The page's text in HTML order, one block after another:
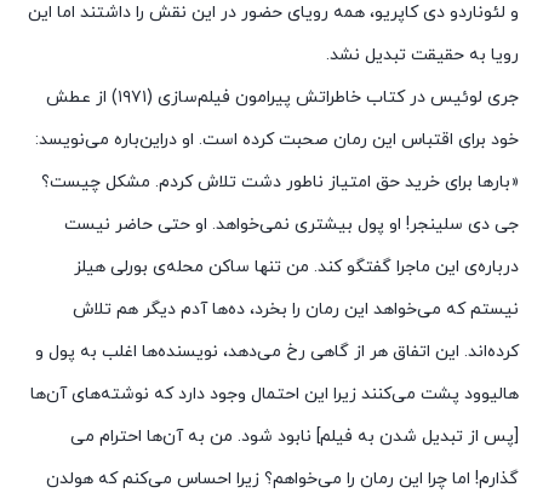
و لئوناردو دی کاپریو، همه رویای حضور در این نقش را داشتند اما این
رویا به حقیقت تبدیل نشد.
جری لوئیس در کتاب خاطراتش پیرامون فیلم‌سازی (۱۹۷۱) از عطش
خود برای اقتباس این رمان صحبت کرده است. او دراین‌باره می‌نویسد:
«بارها برای خرید حق امتیاز ناطور دشت تلاش کردم. مشکل چیست؟
جی دی سلینجر! او پول بیشتری نمی‌خواهد. او حتی حاضر نیست
درباره‌ی این ماجرا گفتگو کند. من تنها ساکن محله‌ی بورلی هیلز
نیستم که می‌خواهد این رمان را بخرد، ده‌ها آدم دیگر هم تلاش
کرد‌ه‌اند. این اتفاق هر از گاهی رخ می‌دهد، نویسنده‌ها اغلب به پول و
هالیوود پشت می‌کنند زیرا این احتمال وجود دارد که نوشته‌های آن‌ها
[پس از تبدیل شدن به فیلم] نابود شود. من به آن‌ها احترام می
گذارم! اما چرا این رمان را می‌خواهم؟ زیرا احساس می‌کنم که هولدن